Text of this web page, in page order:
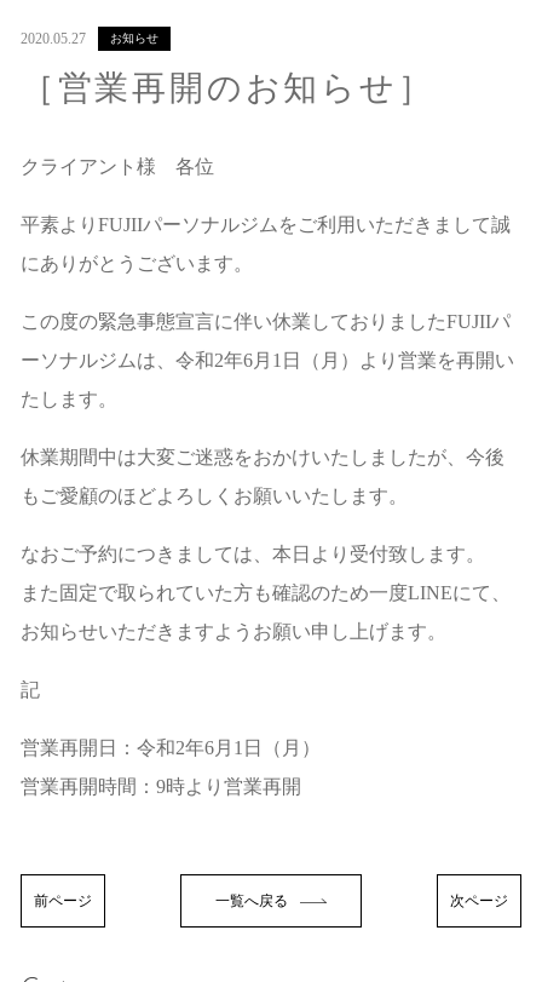
2020.05.27 お知らせ
［営業再開のお知らせ］
クライアント様 各位
平素よりFUJIIパーソナルジムをご利用いただきまして誠
にありがとうございます。
この度の緊急事態宣言に伴い休業しておりましたFUJIIパ
ーソナルジムは、令和2年6月1日（月）より営業を再開い
たします。
休業期間中は大変ご迷惑をおかけいたしましたが、今後
もご愛顧のほどよろしくお願いいたします。
なおご予約につきましては、本日より受付致します。
また固定で取られていた方も確認のため一度LINEにて、
お知らせいただきますようお願い申し上げます。
記
営業再開日：令和2年6月1日（月）
営業再開時間：9時より営業再開
前ページ 一覧へ戻る 次ページ